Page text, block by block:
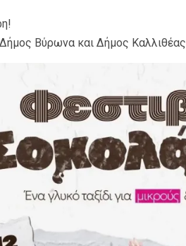
Βύρωνα και Δήμος Καλλιθέας